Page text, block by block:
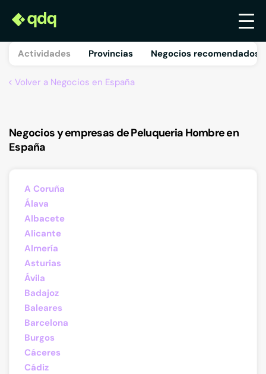
Actividades Provincias Negocios recomendados
Volver a Negocios en España
Negocios y empresas de Peluqueria Hombre en
España
A Coruña
Álava
Albacete
Alicante
Almería
Asturias
Ávila
Badajoz
Baleares
Barcelona
Burgos
Cáceres
Cádiz